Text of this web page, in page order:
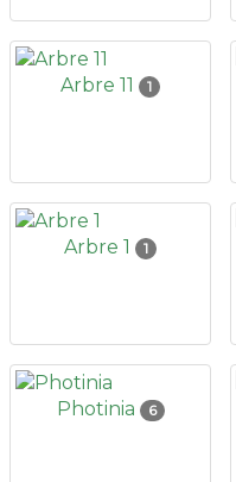
Arbre 11 1
Arbre 1 1
Photinia 6